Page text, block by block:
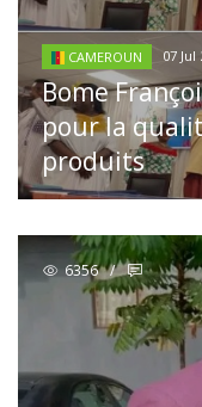
CAMEROUN 07 Jul
Bome
pour la
produits
6356 /